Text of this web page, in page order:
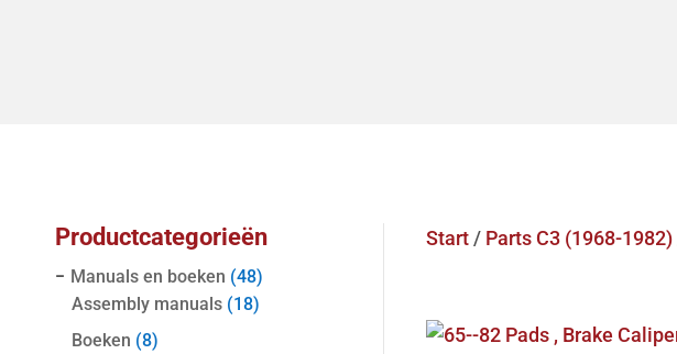
Productcategorieën
− Manuals en boeken (48)
Assembly manuals (18)
Boeken (8)
Start / Parts C3 (1968-1982)